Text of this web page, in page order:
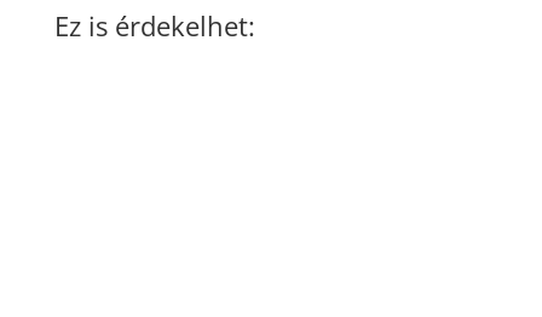
Ez is érdekelhet: